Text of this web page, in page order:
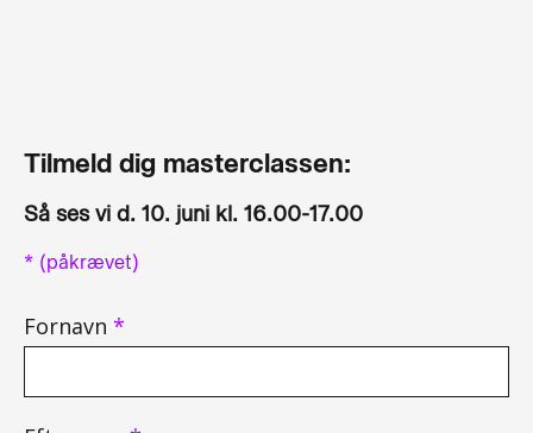
Tilmeld dig masterclassen:
Så ses vi d. 10. juni kl. 16.00-17.00
* (påkrævet)
Fornavn *